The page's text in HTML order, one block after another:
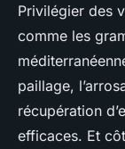
Privilégier des
comme les
paillage,
récupération
efficaces. Et